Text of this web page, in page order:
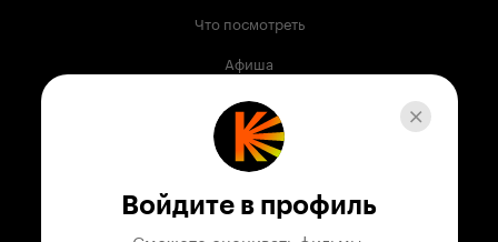
Что посмотреть
Афиша
Музыка
Телепрограмма
Служба поддержки
Войдите в профиль